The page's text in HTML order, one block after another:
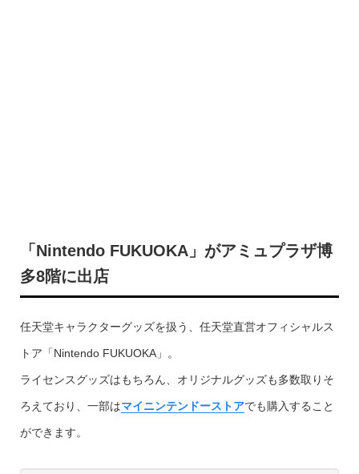
「Nintendo FUKUOKA」がアミュプラザ博
多8階に出店
任天堂キャラクターグッズを扱う、任天堂直営オフィシャルス
トア「Nintendo FUKUOKA」。
ライセンスグッズはもちろん、オリジナルグッズも多数取りそ
ろえており、一部はマイニンテンドーストアでも購入すること
ができます。